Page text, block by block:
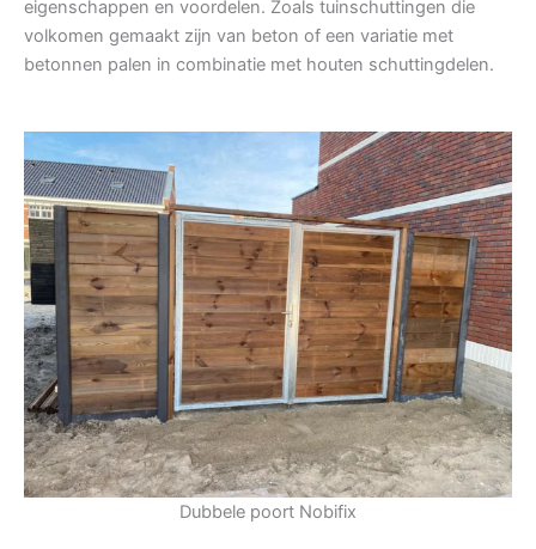
eigenschappen en voordelen. Zoals tuinschuttingen die
volkomen gemaakt zijn van beton of een variatie met
betonnen palen in combinatie met houten schuttingdelen.
Dubbele poort Nobifix